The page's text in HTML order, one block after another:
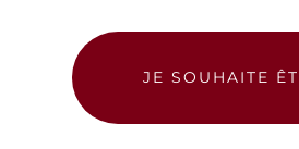
JE SOUHAITE